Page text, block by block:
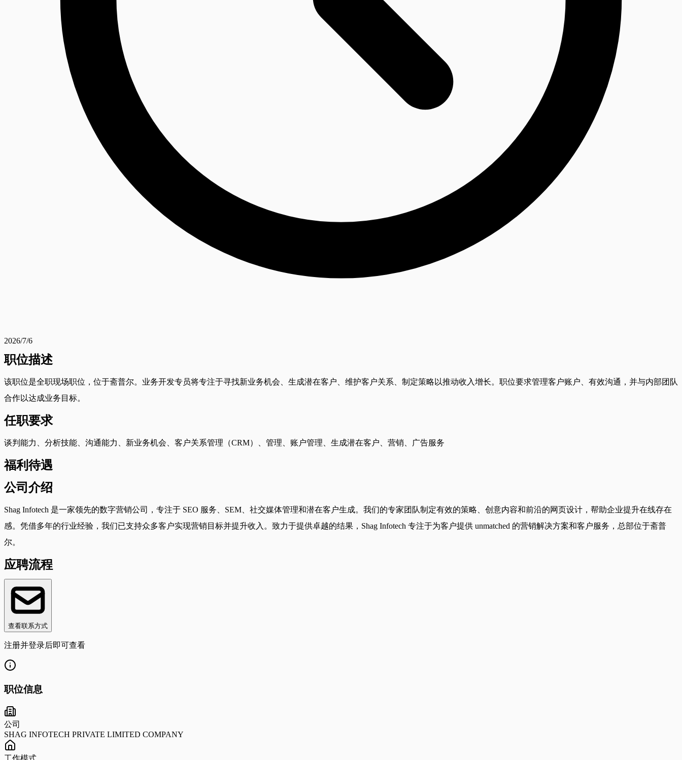
2026/7/6
职位描述
该职位是全职现场职位，位于斋普尔。业务开发专员将专注于寻找新业务机会、生成潜在客户、维护客户关系、制定策略以推动收入增长。职位要求管理客户账户、有效沟通，并与内部团队
合作以达成业务目标。
任职要求
谈判能力、分析技能、沟通能力、新业务机会、客户关系管理（CRM）、管理、账户管理、生成潜在客户、营销、广告服务
福利待遇
公司介绍
Shag Infotech 是一家领先的数字营销公司，专注于 SEO 服务、SEM、社交媒体管理和潜在客户生成。我们的专家团队制定有效的策略、创意内容和前沿的网页设计，帮助企业提升在线存在
感。凭借多年的行业经验，我们已支持众多客户实现营销目标并提升收入。致力于提供卓越的结果，Shag Infotech 专注于为客户提供 unmatched 的营销解决方案和客户服务，总部位于斋普
尔。
应聘流程
查看联系方式
注册并登录后即可查看
职位信息
公司
SHAG INFOTECH PRIVATE LIMITED COMPANY